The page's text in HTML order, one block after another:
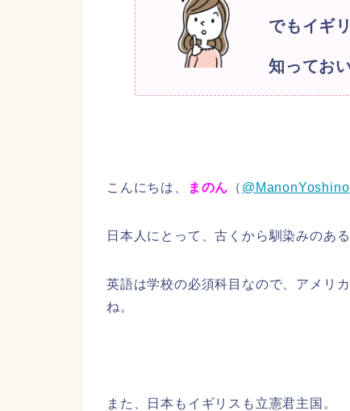
でもイギ
知ってお
こんにちは、 まのん （ @ManonYoshino
日本人にとって、古くから馴染みのあ
英語は学校の必須科目なので、アメリ
ね。
また、日本もイギリスも立憲君主国。